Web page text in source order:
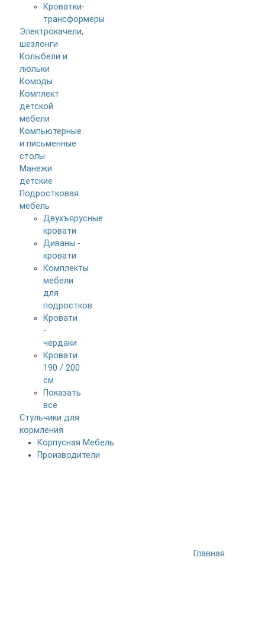
Кроватки-
трансформеры
Электрокачели,
шезлонги
Колыбели и
люльки
Комоды
Комплект
детской
мебели
Компьютерные
и письменные
столы
Манежи
детские
Подростковая
мебель
Двухъярусные
кровати
Диваны -
кровати
Комплекты
мебели
для
подростков
Кровати
-
чердаки
Кровати
190 / 200
см
Показать
все
Стульчики для
кормления
Корпусная Мебель
Производители
Главная